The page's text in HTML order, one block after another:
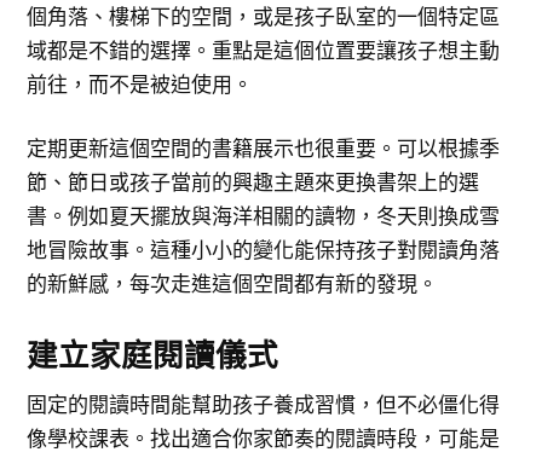
個角落、樓梯下的空間，或是孩子臥室的一個特定區
域都是不錯的選擇。重點是這個位置要讓孩子想主動
前往，而不是被迫使用。
定期更新這個空間的書籍展示也很重要。可以根據季
節、節日或孩子當前的興趣主題來更換書架上的選
書。例如夏天擺放與海洋相關的讀物，冬天則換成雪
地冒險故事。這種小小的變化能保持孩子對閱讀角落
的新鮮感，每次走進這個空間都有新的發現。
建立家庭閱讀儀式
固定的閱讀時間能幫助孩子養成習慣，但不必僵化得
像學校課表。找出適合你家節奏的閱讀時段，可能是